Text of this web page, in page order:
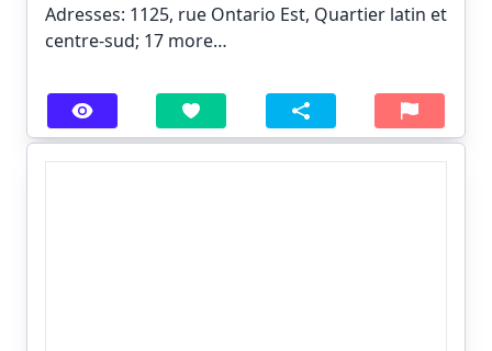
Adresses: 1125, rue Ontario Est, Quartier latin et
centre-sud; 17 more…